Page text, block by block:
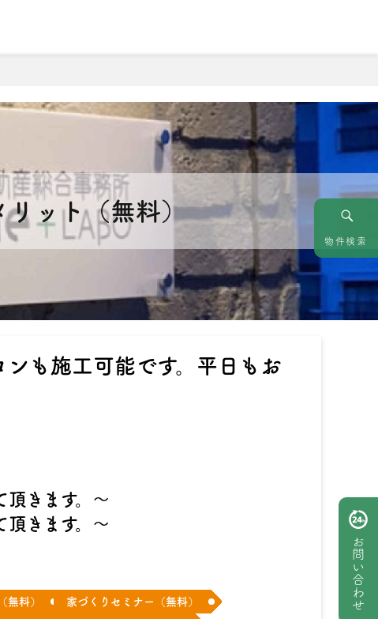
リット（無料）
も施工可能です。平日もお
きます。～
きます。～
無料） 家づくりセミナー（無料）
物件検索
お問い合わせ